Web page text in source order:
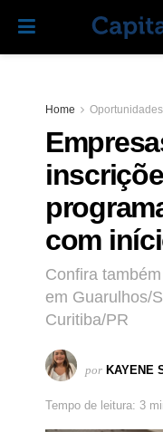
Home Oportunidades
com
Confira
em Guarulhos/
Curitiba/PR
por KAYENE
Tempo de leitura: 3